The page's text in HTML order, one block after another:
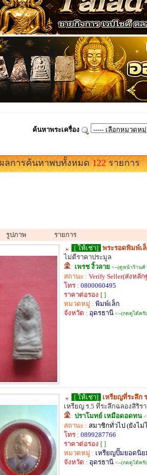
ค้นหาพระเครื่อง
ลการค้นหาพบทั้งหมด122รายการ
รูปภาพ รายการ
[ ให้เช่า] พระรอดพิมพ์เ
ไม่ตีราคาประมูล
: เพรช งิ้วลาย <--(ดูหน้าร้านค้
สถานะ : Verify Seller(ส่งหลั
โทร : 0800060495
ราคาต่อรอง [ ]
หมวดหมู่ : พิมพ์เล็ก
จังหวัด : อุดรธานี <--(กดดูได้ครั
[ ให้เช่า] เหรียญที่ระลึก
เหรียญ ร.5 ที่ระลึกฉลองสิริร
: ปราโมทย์ เหมือดอดทน
สถานะ : สมาชิกทั่วไป (ยังไม่
โทร : 0899287766
ราคาต่อรอง [ ]
หมวดหมู่ : เหรียญปั๊มยอดนิย
จังหวัด : อุดรธานี <--(กดดูได้ครั